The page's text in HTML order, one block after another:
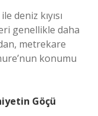
deniz kıyısı
genellikle daha
metrekare
konumu
Göçü